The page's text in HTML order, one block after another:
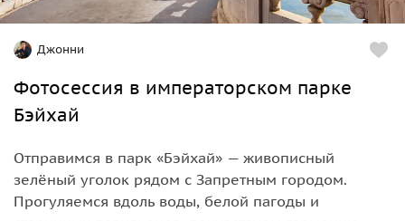
Джонни
Фотосессия в императорском парке
Бэйхай
Отправимся в парк «Бэйхай» — живописный
зелёный уголок рядом с Запретным городом.
Прогуляемся вдоль воды, белой пагоды и